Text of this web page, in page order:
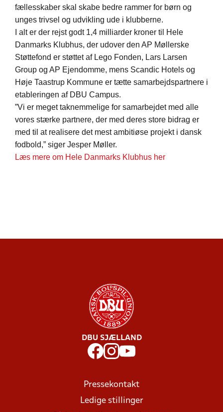
fællesskaber skal skabe bedre rammer for børn og
unges trivsel og udvikling ude i klubberne.
I alt er der rejst godt 1,4 milliarder kroner til Hele
Danmarks Klubhus, der udover den AP Møllerske
Støttefond er støttet af Lego Fonden, Lars Larsen
Group og AP Ejendomme, mens Scandic Hotels og
Høje Taastrup Kommune er tætte samarbejdspartnere i
etableringen af DBU Campus.
”Vi er meget taknemmelige for samarbejdet med alle
vores stærke partnere, der med deres store bidrag er
med til at realisere det mest ambitiøse projekt i dansk
fodbold,” siger Jesper Møller.
Læs mere om Hele Danmarks Klubhus her
DBU SJÆLLAND
Pressekontakt
Ledige stillinger